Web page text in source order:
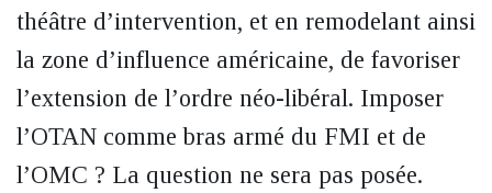
théâtre d’intervention, et en remodelant ainsi
la zone d’influence américaine, de favoriser
l’extension de l’ordre néo-libéral. Imposer
l’OTAN comme bras armé du FMI et de
l’OMC ? La question ne sera pas posée.